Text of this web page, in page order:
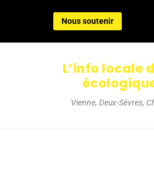
Nous soutenir
L’info locale
Vienne, Deux-Sèvres,
Nous soutenir